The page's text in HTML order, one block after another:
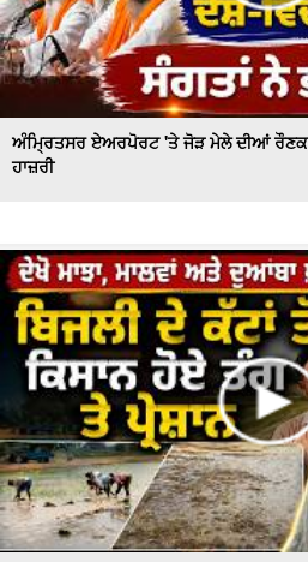
ਅੰਮ੍ਰਿਤਸਰ ਏਅਰਪੋਰਟ 'ਤੇ ਜੋੜ ਮੇਲੇ ਦੀਆਂ
ਹਾਜ਼ਰੀ